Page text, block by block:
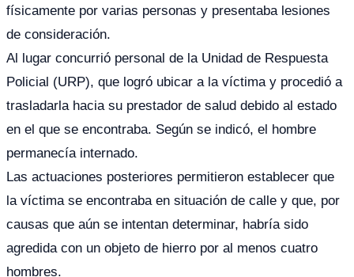
físicamente por varias personas y presentaba lesiones
de consideración.
Al lugar concurrió personal de la Unidad de Respuesta
Policial (URP), que logró ubicar a la víctima y procedió a
trasladarla hacia su prestador de salud debido al estado
en el que se encontraba. Según se indicó, el hombre
permanecía internado.
Las actuaciones posteriores permitieron establecer que
la víctima se encontraba en situación de calle y que, por
causas que aún se intentan determinar, habría sido
agredida con un objeto de hierro por al menos cuatro
hombres.